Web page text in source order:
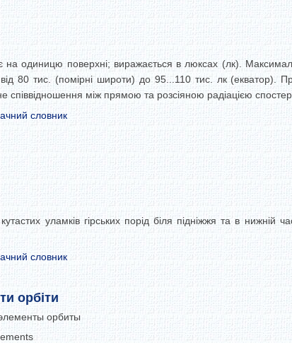
на одиницю поверхні; виражається в люксах (лк).
80 тис. (помірні широти) до 95...110 тис. лк (екватор).
співвідношення між прямою та розсіяною радіацією
словник
уламків гірських порід біля підніжжя та в нижній
словник
орбіти
орбиты